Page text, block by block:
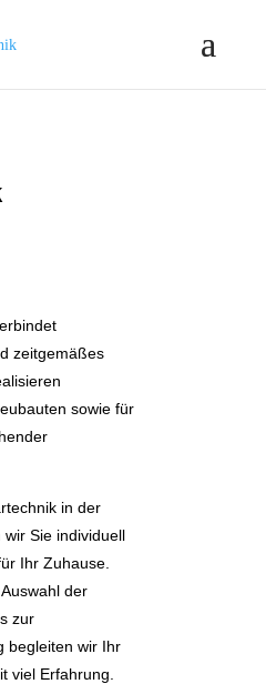
zeitgemäßes
sowie für
in der
Sie individuell
Ihr Zuhause.
der
zur
begleiten wir Ihr
viel Erfahrung.